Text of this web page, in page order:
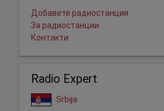
Добавете радиостанция
За радиостанции
Контакти
Radio Expert
Srbija